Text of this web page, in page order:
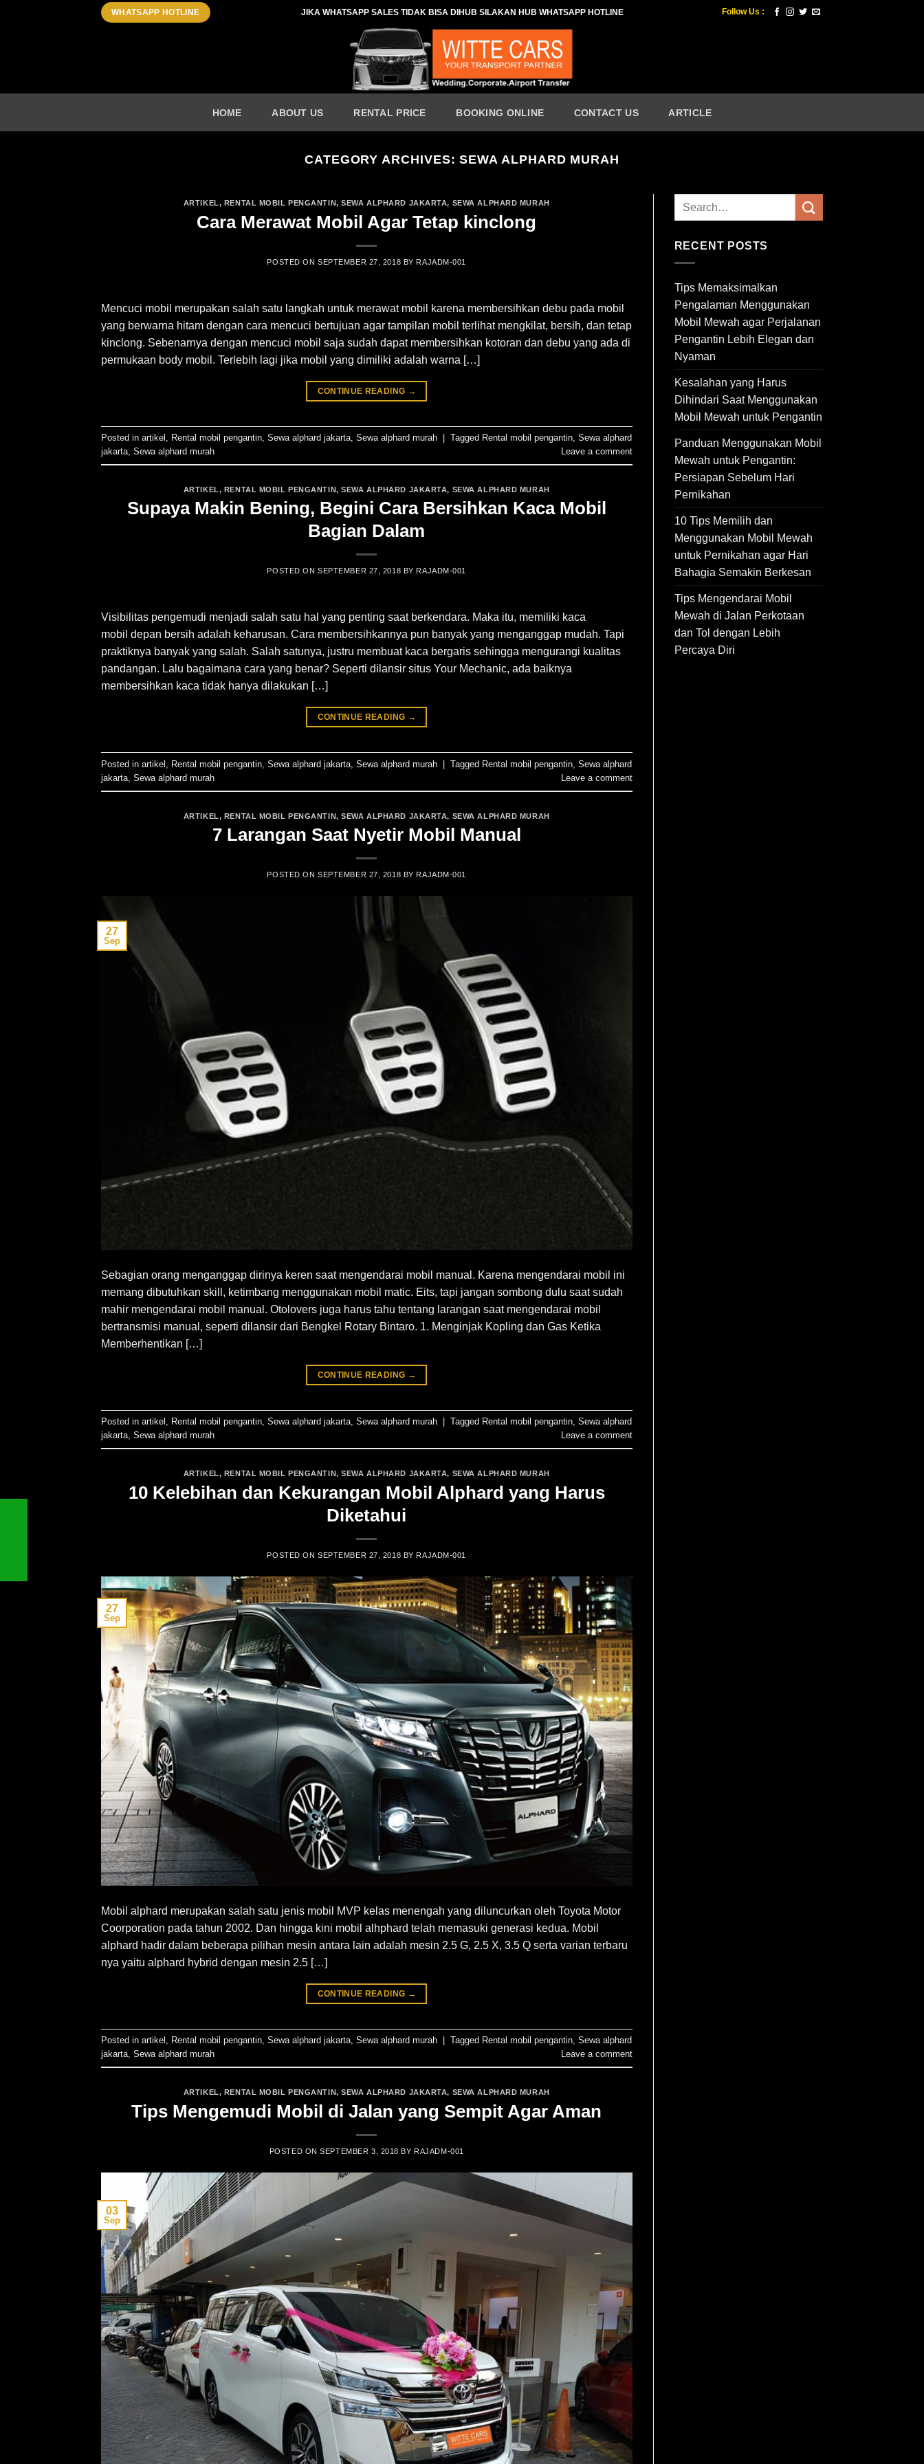
WHATSAPP HOTLINE JIKA WHATSAPP SALES TIDAK BISA DIHUB SILAKAN HUB WHATSAPP HOTLINE Follow Us :
HOME ABOUT US RENTAL PRICE BOOKING ONLINE CONTACT US ARTICLE
CATEGORY ARCHIVES:SEWA ALPHARD MURAH
ARTIKEL, RENTAL MOBIL PENGANTIN,SEWA ALPHARD JAKARTA, SEWA ALPHARD MURAH
Cara Merawat Mobil Agar Tetap kinclong
POSTED ONSEPTEMBER 27, 2018 BY RAJADM-001
Mencuci mobil merupakan salah satu langkah untuk merawat mobil karena membersihkan debu pada mobil
yang berwarna hitam dengan cara mencuci bertujuan agar tampilan mobil terlihat mengkilat, bersih, dan tetap
kinclong. Sebenarnya dengan mencuci mobil saja sudah dapat membersihkan kotoran dan debu yang ada di
permukaan body mobil. Terlebih lagi jika mobil yang dimiliki adalah warna […]
CONTINUE READING →
Posted in artikel , Rental mobil pengantin, Sewa alphard jakarta, Sewa alphard murah Tagged Rental mobil pengantin, Sewa alphard
jakarta, Sewa alphard murah Leave a comment
ARTIKEL, RENTAL MOBIL PENGANTIN,SEWA ALPHARD JAKARTA, SEWA ALPHARD MURAH
Supaya Makin Bening, Begini Cara Bersihkan Kaca Mobil
Bagian Dalam
POSTED ONSEPTEMBER 27, 2018 BY RAJADM-001
Visibilitas pengemudi menjadi salah satu hal yang penting saat berkendara. Maka itu, memiliki kaca
mobil depan bersih adalah keharusan. Cara membersihkannya pun banyak yang menganggap mudah. Tapi
praktiknya banyak yang salah. Salah satunya, justru membuat kaca bergaris sehingga mengurangi kualitas
pandangan. Lalu bagaimana cara yang benar? Seperti dilansir situs Your Mechanic, ada baiknya
membersihkan kaca tidak hanya dilakukan […]
CONTINUE READING →
Posted in artikel Rental mobil pengantin Sewa alphard jakarta Sewa alphard murah Tagged Rental mobil pengantin Sewa alphard
jakarta Sewa alphard murah Leave a comment
ARTIKEL, RENTAL MOBIL PENGANTIN,SEWA ALPHARD JAKARTA, SEWA ALPHARD MURAH
7 Larangan Saat Nyetir Mobil Manual
POSTED ONSEPTEMBER 27, 2018 BY RAJADM-001
27
Sep
Sebagian orang menganggap dirinya keren saat mengendarai mobil manual. Karena mengendarai mobil ini
memang dibutuhkan skill, ketimbang menggunakan mobil matic. Eits, tapi jangan sombong dulu saat sudah
mahir mengendarai mobil manual. Otolovers juga harus tahu tentang larangan saat mengendarai mobil
bertransmisi manual, seperti dilansir dari Bengkel Rotary Bintaro. 1. Menginjak Kopling dan Gas Ketika
Memberhentikan […]
CONTINUE READING →
Posted in artikel , Rental mobil pengantin, Sewa alphard jakarta, Sewa alphard murah Tagged Rental mobil pengantin, Sewa alphard
jakarta, Sewa alphard murah Leave a comment
ARTIKEL, RENTAL MOBIL PENGANTIN,SEWA ALPHARD JAKARTA, SEWA ALPHARD MURAH
10 Kelebihan dan Kekurangan Mobil Alphard yang Harus
Diketahui
POSTED ONSEPTEMBER 27, 2018 BY RAJADM-001
27
Sep
Mobil alphard merupakan salah satu jenis mobil MVP kelas menengah yang diluncurkan oleh Toyota Motor
Coorporation pada tahun 2002. Dan hingga kini mobil alhphard telah memasuki generasi kedua. Mobil
alphard hadir dalam beberapa pilihan mesin antara lain adalah mesin 2.5 G, 2.5 X, 3.5 Q serta varian terbaru
nya yaitu alphard hybrid dengan mesin 2.5 […]
CONTINUE READING →
Posted in artikel , Rental mobil pengantin, Sewa alphard jakarta, Sewa alphard murah Tagged Rental mobil pengantin, Sewa alphard
jakarta, Sewa alphard murah Leave a comment
ARTIKEL, RENTAL MOBIL PENGANTIN,SEWA ALPHARD JAKARTA, SEWA ALPHARD MURAH
Tips Mengemudi Mobil di Jalan yang Sempit Agar Aman
POSTED ONSEPTEMBER 3, 2018 BY RAJADM-001
03
Sep
RECENT POSTS
Tips Memaksimalkan
Pengalaman Menggunakan
Mobil Mewah agar Perjalanan
Pengantin Lebih Elegan dan
Nyaman
Kesalahan yang Harus
Dihindari Saat Menggunakan
Mobil Mewah untuk Pengantin
Panduan Menggunakan Mobil
Mewah untuk Pengantin:
Persiapan Sebelum Hari
Pernikahan
10 Tips Memilih dan
Menggunakan Mobil Mewah
untuk Pernikahan agar Hari
Bahagia Semakin Berkesan
Tips Mengendarai Mobil
Mewah di Jalan Perkotaan
dan Tol dengan Lebih
Percaya Diri